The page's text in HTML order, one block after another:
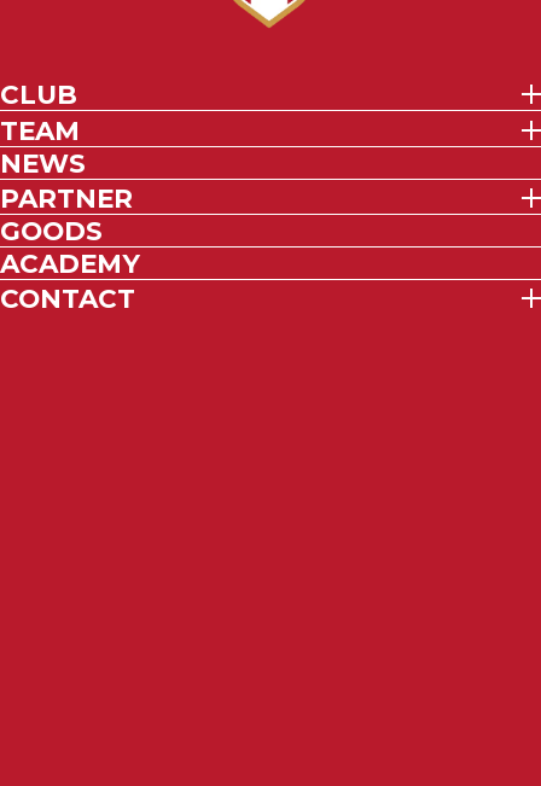
CLUB
TEAM
NEWS
PARTNER
GOODS
ACADEMY
CONTACT